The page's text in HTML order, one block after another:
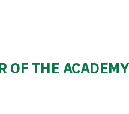
OF THE ACADEMY